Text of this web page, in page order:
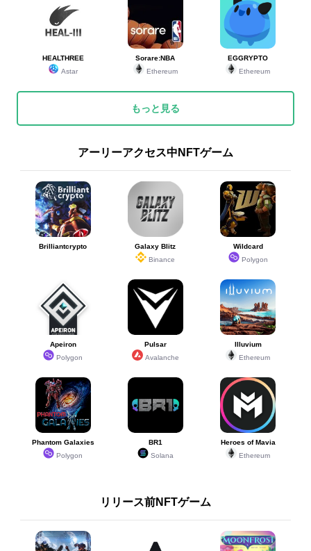
HEALTHREE
Astar
Sorare:NBA
Ethereum
EGGRYPTO
Ethereum
もっと見る
アーリーアクセス中NFTゲーム
Brilliantcrypto
Galaxy Blitz
Binance
Wildcard
Polygon
Apeiron
Polygon
Pulsar
Avalanche
Illuvium
Ethereum
Phantom Galaxies
Polygon
BR1
Solana
Heroes of Mavia
Ethereum
リリース前NFTゲーム